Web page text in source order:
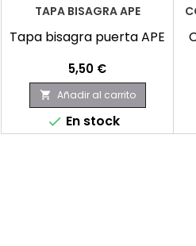
TAPA BISAGRA APE
Tapa bisagra puerta APE
Precio
5,50 €
 Añadir al carrito
 En stock